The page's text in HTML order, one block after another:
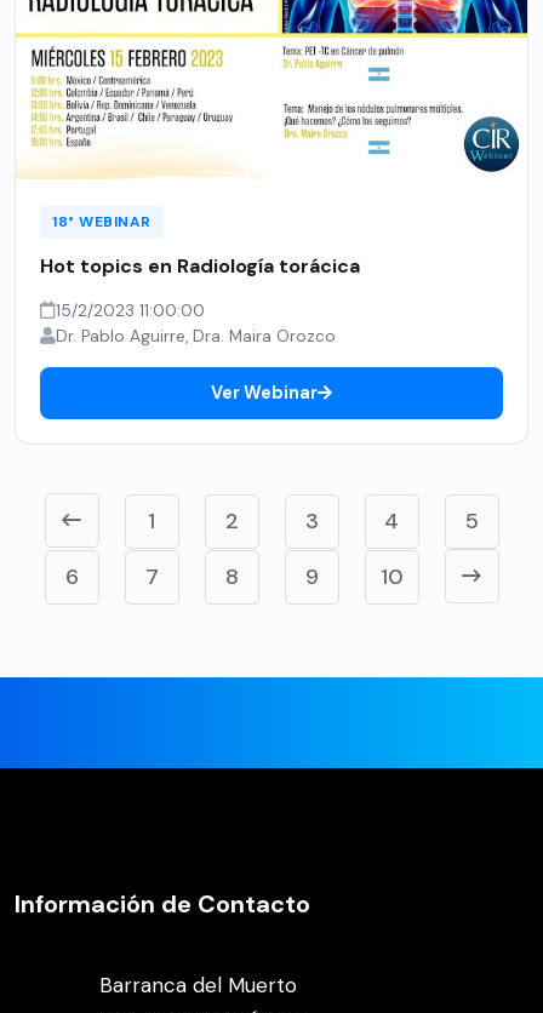
18° WEBINAR
Hot topics en Radiología torácica
15/2/2023 11:00:00
Dr. Pablo Aguirre, Dra. Maira Orozco
Ver Webinar
1 2 3 4
5
6
7 8 9 10
Información de Contacto
Barranca del Muerto